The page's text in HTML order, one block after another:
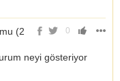
0
(2
neyi gösteriyor